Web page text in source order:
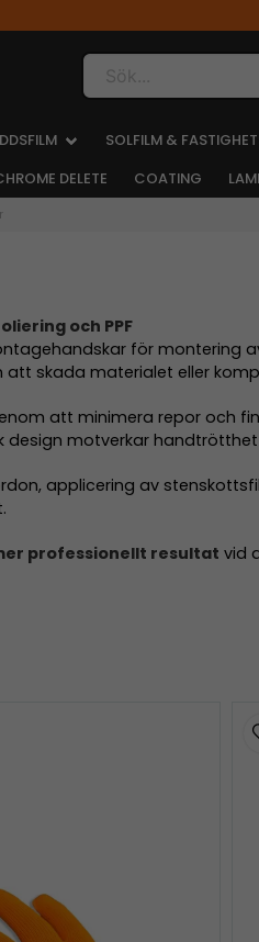
Sök...
SOLFILM &
DELETE
COATING
och PPF
för montering
skada materialet eller
att minimera repor och
design motverkar
applicering av
professionellt resultat vid